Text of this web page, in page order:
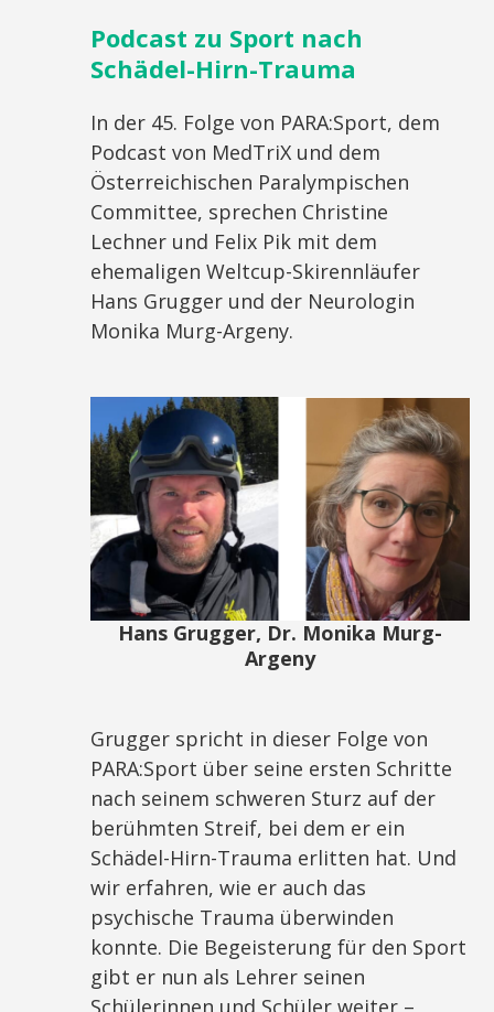
Podcast zu Sport nach
Schädel-Hirn-Trauma
In der 45. Folge von PARA:Sport, dem
Podcast von MedTriX und dem
Österreichischen Paralympischen
Committee, sprechen Christine
Lechner und Felix Pik mit dem
ehemaligen Weltcup-Skirennläufer
Hans Grugger und der Neurologin
Monika Murg-Argeny.
Hans Grugger, Dr. Monika Murg-
Argeny
Grugger spricht in dieser Folge von
PARA:Sport über seine ersten Schritte
nach seinem schweren Sturz auf der
berühmten Streif, bei dem er ein
Schädel-Hirn-Trauma erlitten hat. Und
wir erfahren, wie er auch das
psychische Trauma überwinden
konnte. Die Begeisterung für den Sport
gibt er nun als Lehrer seinen
Schülerinnen und Schüler weiter –